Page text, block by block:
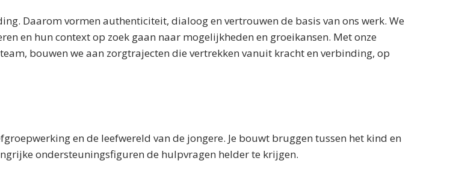
Daarom vormen authenticiteit, dialoog en vertrouwen de basis van ons werk. We
en hun context op zoek gaan naar mogelijkheden en groeikansen. Met onze
bouwen we aan zorgtrajecten die vertrekken vanuit kracht en verbinding, op
en de leefwereld van de jongere. Je bouwt bruggen tussen het kind en
ondersteuningsfiguren de hulpvragen helder te krijgen.